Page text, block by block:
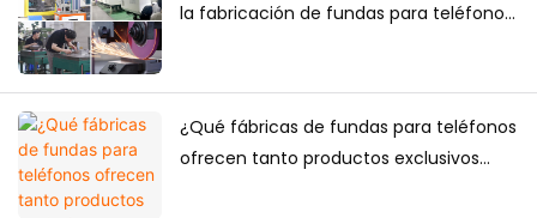
la fabricación de fundas para teléfonos:
¿Qué fábricas de fundas para teléfonos
ofrecen tanto productos exclusivos